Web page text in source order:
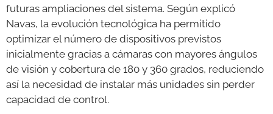
futuras ampliaciones del sistema. Según explicó
Navas, la evolución tecnológica ha permitido
optimizar el número de dispositivos previstos
inicialmente gracias a cámaras con mayores ángulos
de visión y cobertura de 180 y 360 grados, reduciendo
así la necesidad de instalar más unidades sin perder
capacidad de control.